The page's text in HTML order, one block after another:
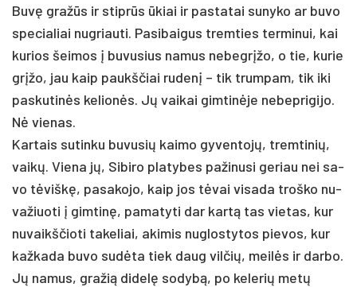
Buvę gražūs ir stiprūs ūkiai ir pa­sta­tai su­ny­ko ar bu­vo
spe­cia­liai nu­griau­ti. Pa­si­bai­gus trem­ties ter­mi­nui, kai
ku­rios šei­mos į bu­vu­sius na­mus ne­begrį­žo, o tie, ku­rie
grįžo, jau kaip paukš­čiai ru­denį – tik trum­pam, tik iki
pa­sku­tinės ke­lionės. Jų vai­kai gim­tinė­je ne­bep­ri­gi­jo.
Nė vie­nas.
Kar­tais su­tin­ku bu­vu­sių kai­mo gy­ven­tojų, trem­ti­nių,
vaikų. Vie­na jų, Si­bi­ro pla­ty­bes pa­ži­nu­si ge­riau nei sa­
vo tėviškę, pa­sa­ko­jo, kaip jos tėvai vi­sa­da troš­ko nu­
va­žiuo­ti į gim­tinę, pa­ma­ty­ti dar kartą tas vie­tas, kur
nu­vaikš­čio­ti ta­ke­liai, aki­mis nu­glos­ty­tos pie­vos, kur
kaž­ka­da bu­vo su­dėta tiek daug vil­čių, meilės ir dar­bo.
Jų na­mus, gra­žią di­delę so­dybą, po ke­le­rių metų